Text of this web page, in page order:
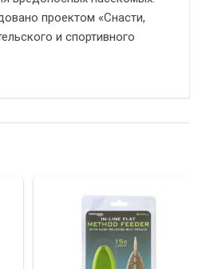
проектом «Снасти,
и спортивного